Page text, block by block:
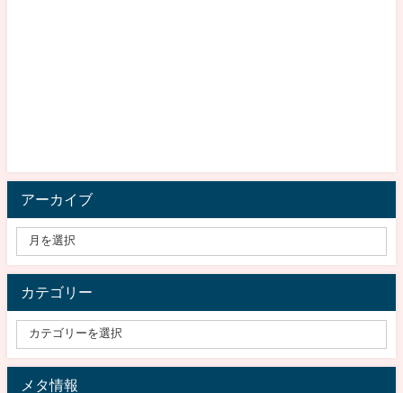
アーカイブ
カテゴリー
メタ情報